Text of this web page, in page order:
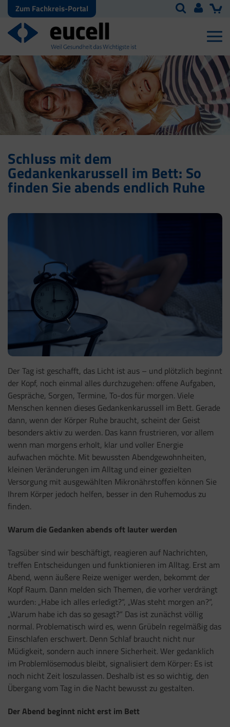
Zum Fachkreis-Portal
Schluss mit dem
Gedankenkarussell im Bett: So
finden Sie abends endlich Ruhe
Der Tag ist geschafft, das Licht ist aus – und plötzlich beginnt
der Kopf, noch einmal alles durchzugehen: offene Aufgaben,
Gespräche, Sorgen, Termine, To-dos für morgen. Viele
Menschen kennen dieses Gedankenkarussell im Bett. Gerade
dann, wenn der Körper Ruhe braucht, scheint der Geist
besonders aktiv zu werden. Das kann frustrieren, vor allem
wenn man morgens erholt, klar und voller Energie
aufwachen möchte. Mit bewussten Abendgewohnheiten,
kleinen Veränderungen im Alltag und einer gezielten
Versorgung mit ausgewählten Mikronährstoffen können Sie
Ihrem Körper jedoch helfen, besser in den Ruhemodus zu
finden.
Warum die Gedanken abends oft lauter werden
Tagsüber sind wir beschäftigt, reagieren auf Nachrichten,
treffen Entscheidungen und funktionieren im Alltag. Erst am
Abend, wenn äußere Reize weniger werden, bekommt der
Kopf Raum. Dann melden sich Themen, die vorher verdrängt
wurden: „Habe ich alles erledigt?“, „Was steht morgen an?“,
„Warum habe ich das so gesagt?“ Das ist zunächst völlig
normal. Problematisch wird es, wenn Grübeln regelmäßig das
Einschlafen erschwert. Denn Schlaf braucht nicht nur
Müdigkeit, sondern auch innere Sicherheit. Wer gedanklich
im Problemlösemodus bleibt, signalisiert dem Körper: Es ist
noch nicht Zeit loszulassen. Deshalb ist es so wichtig, den
Übergang vom Tag in die Nacht bewusst zu gestalten.
Der Abend beginnt nicht erst im Bett